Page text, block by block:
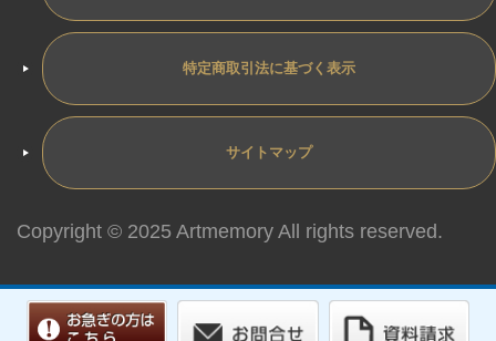
特定商取引法に基づく表示
サイトマップ
Copyright © 2025 Artmemory All rights reserved.